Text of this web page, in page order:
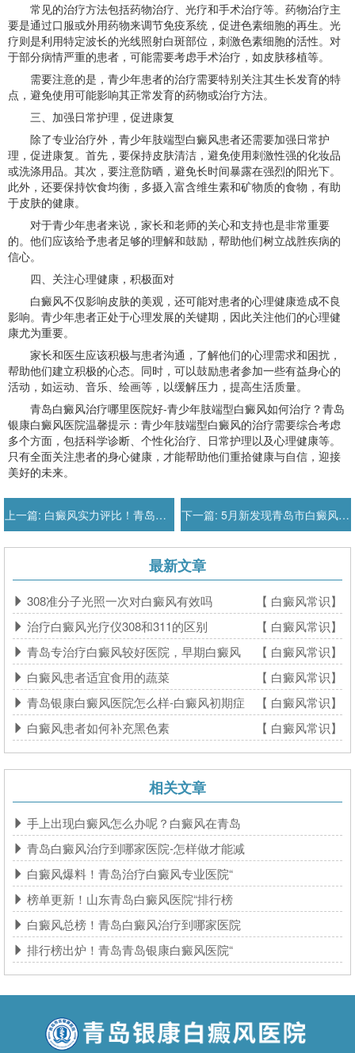
常见的治疗方法包括药物治疗、光疗和手术治疗等。药物治疗主
要是通过口服或外用药物来调节免疫系统，促进色素细胞的再生。光
疗则是利用特定波长的光线照射白斑部位，刺激色素细胞的活性。对
于部分病情严重的患者，可能需要考虑手术治疗，如皮肤移植等。
需要注意的是，青少年患者的治疗需要特别关注其生长发育的特
点，避免使用可能影响其正常发育的药物或治疗方法。
三、加强日常护理，促进康复
除了专业治疗外，青少年肢端型白癜风患者还需要加强日常护
理，促进康复。首先，要保持皮肤清洁，避免使用刺激性强的化妆品
或洗涤用品。其次，要注意防晒，避免长时间暴露在强烈的阳光下。
此外，还要保持饮食均衡，多摄入富含维生素和矿物质的食物，有助
于皮肤的健康。
对于青少年患者来说，家长和老师的关心和支持也是非常重要
的。他们应该给予患者足够的理解和鼓励，帮助他们树立战胜疾病的
信心。
四、关注心理健康，积极面对
白癜风不仅影响皮肤的美观，还可能对患者的心理健康造成不良
影响。青少年患者正处于心理发展的关键期，因此关注他们的心理健
康尤为重要。
家长和医生应该积极与患者沟通，了解他们的心理需求和困扰，
帮助他们建立积极的心态。同时，可以鼓励患者参加一些有益身心的
活动，如运动、音乐、绘画等，以缓解压力，提高生活质量。
青岛白癜风治疗哪里医院好-青少年肢端型白癜风如何治疗？青岛
银康白癜风医院温馨提示：青少年肢端型白癜风的治疗需要综合考虑
多个方面，包括科学诊断、个性化治疗、日常护理以及心理健康等。
只有全面关注患者的身心健康，才能帮助他们重拾健康与自信，迎接
美好的未来。
上一篇: 白癜风实力评比！青岛治疗白癜风 下一篇: 5月新发现青岛市白癜风医院排名-
最新文章
308准分子光照一次对白癜风有效吗
【 白癜风常识】
治疗白癜风光疗仪308和311的区别
【 白癜风常识】
青岛专治疗白癜风较好医院，早期白癜风
【 白癜风常识】
白癜风患者适宜食用的蔬菜
【 白癜风常识】
青岛银康白癜风医院怎么样-白癜风初期症
【 白癜风常识】
白癜风患者如何补充黑色素
【 白癜风常识】
相关文章
手上出现白癜风怎么办呢？白癜风在青岛
青岛白癜风治疗到哪家医院-怎样做才能减
白癜风爆料！青岛治疗白癜风专业医院“
榜单更新！山东青岛白癜风医院“排行榜
白癜风总榜！青岛白癜风治疗到哪家医院
排行榜出炉！青岛青岛银康白癜风医院“